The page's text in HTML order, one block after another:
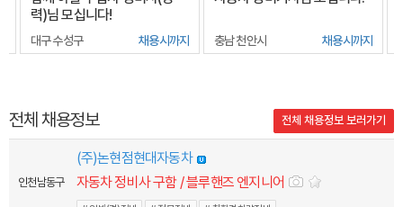
력)님 모십니다!
대구 수성구 채용시까지 충남 천안시 채용시까지
전체 채용정보 전체 채용정보 보러가기
인천 남동구
(주)논현점현대자동차
자동차 정비사 구함 / 블루핸즈 엔지니어